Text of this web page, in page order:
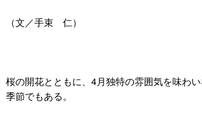
（文／手束 仁）
桜の開花とともに、4月独特の雰囲気を味わ
季節でもある。